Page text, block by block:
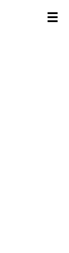
☰